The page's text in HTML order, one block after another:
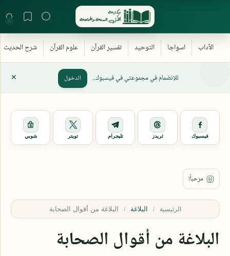
للإنضمام في مجموعتي في فيسبوك.. الدخول
فيسبوك ثريدز تليجرام تويتر شوبي
الرئيسية البلاغة
البلاغة من أقوال الصحابة